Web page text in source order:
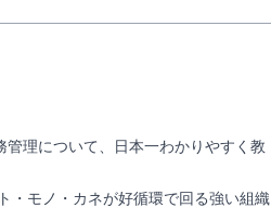
理について、日本一わかりやすく教
・モノ・カネが好循環で回る強い組織